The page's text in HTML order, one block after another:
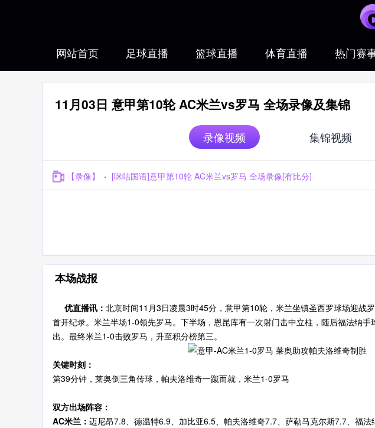
网站首页 足球直播 篮球直播 体育直播 热门赛
11月03日 意甲第10轮 AC米兰vs罗马 全场录像及集锦
录像视频 集锦视频
【录像】 [咪咕国语]意甲第10轮 AC米兰vs罗马 全场录像[有比分]
本场战报
优直播讯： 北京时间11月3日凌晨3时45分，意甲第10轮，米兰坐镇圣西罗球场迎战
首开纪录。米兰半场1-0领先罗马。下半场，恩昆库有一次射门击中立柱，随后福法纳
出。最终米兰1-0击败罗马，升至积分榜第三。
关键时刻：
第39分钟，莱奥倒三角传球，帕夫洛维奇一蹴而就，米兰1-0罗马
双方出场阵容：
AC米兰： 迈尼昂7.8、德温特6.9、加比亚6.5、帕夫洛维奇7.7、萨勒马克尔斯7.7、福法